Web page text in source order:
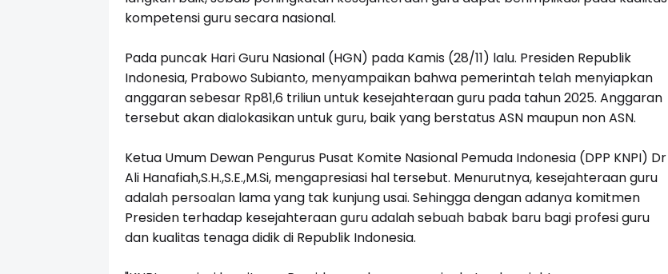
kompetensi guru secara nasional.
Pada puncak Hari Guru Nasional (HGN) pada Kamis (28/11) lalu. Presiden Republik
Indonesia, Prabowo Subianto, menyampaikan bahwa pemerintah telah menyiapkan
anggaran sebesar Rp81,6 triliun untuk kesejahteraan guru pada tahun 2025. Anggaran
tersebut akan dialokasikan untuk guru, baik yang berstatus ASN maupun non ASN.
Ketua Umum Dewan Pengurus Pusat Komite Nasional Pemuda Indonesia (DPP KNPI) Dr
Ali Hanafiah,S.H.,S.E.,M.Si, mengapresiasi hal tersebut. Menurutnya, kesejahteraan guru
adalah persoalan lama yang tak kunjung usai. Sehingga dengan adanya komitmen
Presiden terhadap kesejahteraan guru adalah sebuah babak baru bagi profesi guru
dan kualitas tenaga didik di Republik Indonesia.